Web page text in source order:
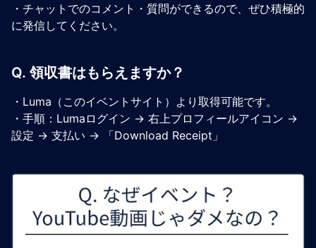
・チャットでのコメント・質問ができるので、ぜひ積極的
に発信してください。
Q. 領収書はもらえますか？
・Luma（このイベントサイト）より取得可能です。
・手順：Lumaログイン → 右上プロフィールアイコン →
設定 → 支払い → 「Download Receipt」